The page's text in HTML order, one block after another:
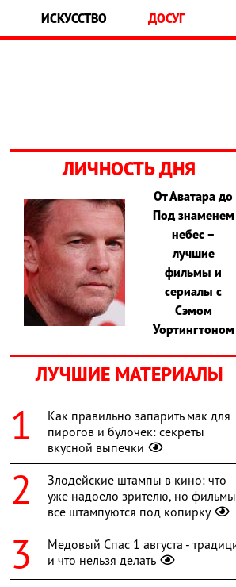
ИСКУССТВО ДОСУГ
ЛИЧНОСТЬ ДНЯ
От Аватара до
Под знаменем
небес –
лучшие
фильмы и
сериалы с
Сэмом
Уортингтоном
ЛУЧШИЕ МАТЕРИАЛЫ
Как правильно запарить мак для
пирогов и булочек: секреты
вкусной выпечки
Злодейские штампы в кино: что
уже надоело зрителю, но фильмы
все штампуются под копирку
Медовый Спас 1 августа -
и что нельзя делать